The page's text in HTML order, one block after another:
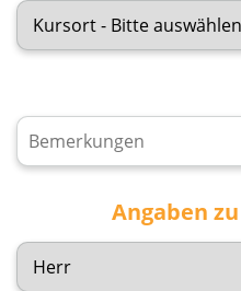
Angaben